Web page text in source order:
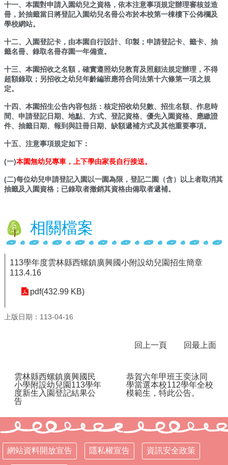
權
宣
資
安
全
策
網
管
理
系
統
十一、本園對申請入園幼兒之資格，依本注意事項規定辦理審核並造
冊，於抽籤當日將登記入園幼兒名冊公布於本校第一棟樓下公佈欄及
學校網站。
十二、入園登記卡，由本園自行設計、印製；申請登記卡、籤卡、抽
籤名冊、錄取名冊存園一年備查。
十三、本園招收之名額，確實遵照幼兒教育及照顧法規定辦理，不得
超額錄取；另招收之幼兒年齡編班應符合同法第十六條第一項之規
定。
十四、本園招生公告內容包括：核定招收幼兒數、招生名額、作息時
間、申請登記日期、地點、方式、登記資格、優先入園資格、應繳證
件、抽籤日期、報到與註冊日期、缺額遞補方式及其他重要事項。
十五、注意事項規定如下：
(一)本園無幼兒專車，上下學由家長自行接送。
(二)每位幼兒申請登記入園以一園為限，登記二園（含）以上者取消其
抽籤及入園資格；已錄取者撤銷其資格由備取者遞補。
相關檔案
113學年度雲林縣西螺鎮廣興國小附設幼兒園招生簡章
113.4.16
pdf(432.99 KB)
上版日期：113-04-16
回上一頁 回最上面
雲林縣西螺鎮廣興國民
小學附設幼兒園113學年
度新生入園登記結果公
告
恭賀六年甲班王奕泳同
學當選本校112學年全校
模範生，特此公告。
網站資料開放宣告 隱私權宣告 資訊安全政策